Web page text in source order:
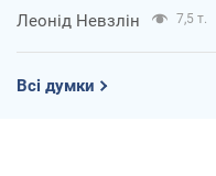
Леонід Невзлін 7,5 т.
Всі думки